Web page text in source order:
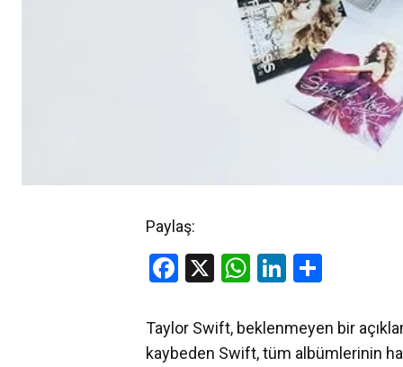
Paylaş:
Facebook
X WhatsApp
LinkedIn
Taylor Swift, beklenmeyen bir
kaybeden Swift, tüm albümlerinin